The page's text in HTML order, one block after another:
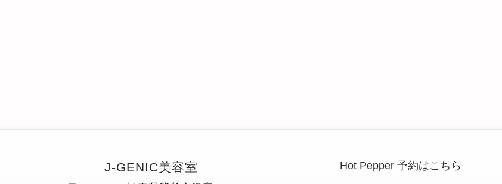
J-GENIC美容室 Hot Pepper 予約はこちら